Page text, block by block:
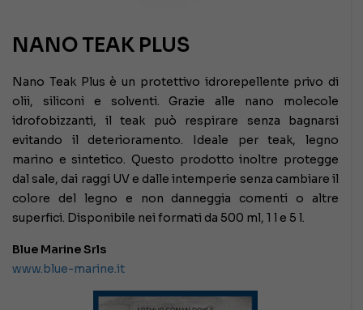
NANO TEAK PLUS
Nano Teak Plus è un protettivo idrorepellente privo di
olii, siliconi e solventi. Grazie alle nano molecole
idrofobizzanti, il teak può respirare senza bagnarsi
evitando il deterioramento. Ideale per teak, legno
marino e sintetico. Questo prodotto inoltre protegge
dal sale, dai raggi UV e dalle intemperie senza cambiare il
colore del legno e non danneggia comenti o altre
superfici. Disponibile nei formati da 500 ml, 1 l e 5 l.
Blue Marine Srls
www.blue-marine.it